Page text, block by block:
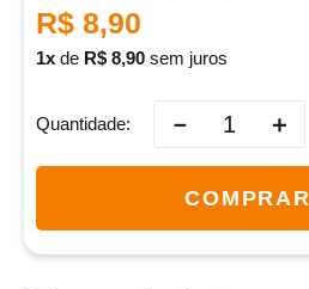
R$ 8,90
1 de R$ 8,90 sem juros
Quantidade ＋
－
COMPRAR